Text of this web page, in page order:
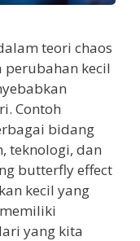
teori chaos
kecil
Contoh
bidang
teknologi, dan
butterfly effect
kecil yang
yang kita